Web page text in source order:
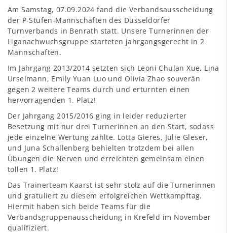
Am Samstag, 07.09.2024 fand die Verbandsausscheidung
der P-Stufen-Mannschaften des Düsseldorfer
Turnverbands in Benrath statt. Unsere Turnerinnen der
Liganachwuchsgruppe starteten jahrgangsgerecht in 2
Mannschaften.
Im Jahrgang 2013/2014 setzten sich Leoni Chulan Xue, Lina
Urselmann, Emily Yuan Luo und Olivia Zhao souverän
gegen 2 weitere Teams durch und erturnten einen
hervorragenden 1. Platz!
Der Jahrgang 2015/2016 ging in leider reduzierter
Besetzung mit nur drei Turnerinnen an den Start, sodass
jede einzelne Wertung zählte. Lotta Gieres, Julie Gleser,
und Juna Schallenberg behielten trotzdem bei allen
Übungen die Nerven und erreichten gemeinsam einen
tollen 1. Platz!
Das Trainerteam Kaarst ist sehr stolz auf die Turnerinnen
und gratuliert zu diesem erfolgreichen Wettkampftag.
Hiermit haben sich beide Teams für die
Verbandsgruppenausscheidung in Krefeld im November
qualifiziert.